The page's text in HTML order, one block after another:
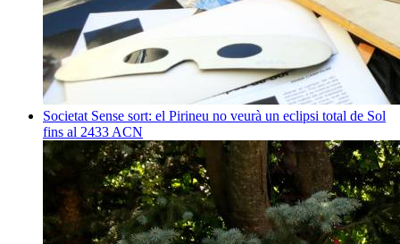
Societat Sense sort: el Pirineu no veurà un eclipsi total de Sol
fins al 2433 ACN